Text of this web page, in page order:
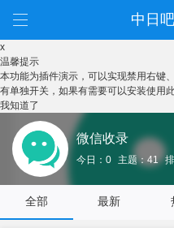
中日
x
温馨提示
本功能为插件演示，可以实现禁用右键
有单独开关，如果有需要可以安装使用
我知道了
微信收录
今日：0 主题：41
全部 最新